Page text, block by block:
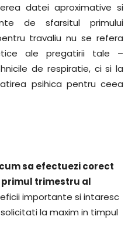
datei aproximative si
de sfarsitul primului
travaliu nu se refera
ale pregatirii tale –
de respiratie, ci si la
psihica pentru ceea
sa efectuezi corect
primul trimestru al
importante si intaresc
la maxim in timpul